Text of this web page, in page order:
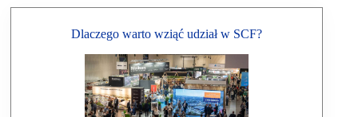
Dlaczego warto wziąć udział w SCF?